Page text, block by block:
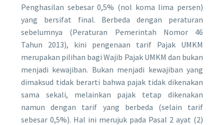
Penghasilan sebesar 0,5% (nol koma lima persen)
yang bersifat final. Berbeda dengan peraturan
sebelumnya (Peraturan Pemerintah Nomor 46
Tahun 2013), kini pengenaan tarif Pajak UMKM
merupakan pilihan bagi Wajib Pajak UMKM dan bukan
menjadi kewajiban. Bukan menjadi kewajiban yang
dimaksud tidak berarti bahwa pajak tidak dikenakan
sama sekali, melainkan pajak tetap dikenakan
namun dengan tarif yang berbeda (selain tarif
sebesar 0,5%). Hal ini merujuk pada Pasal 2 ayat (2)